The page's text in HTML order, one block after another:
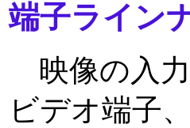
端子ライン
映像の入
ビデオ端子